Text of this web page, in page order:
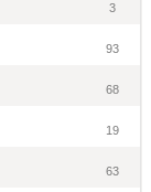
3
93
68
19
63